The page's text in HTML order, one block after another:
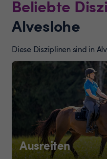
Beliebte
Alveslohe
Diese Disziplinen sind in
Ausreiten